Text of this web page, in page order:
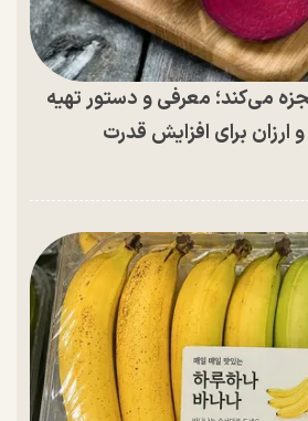
می‌کند؛ معرفی و دستور تهیه
برای افزایش قدرت